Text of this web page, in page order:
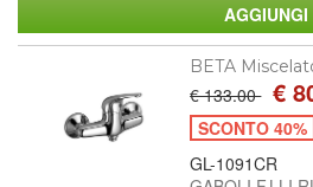
BETA
€ 133.00 €
SCONTO 40%
GL-1091CR